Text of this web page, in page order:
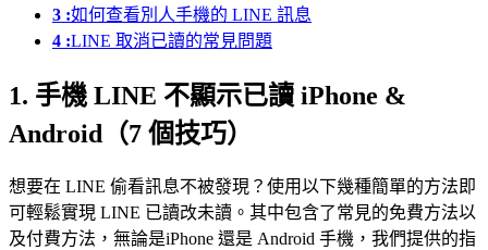
3 :如何查看別人手機的 LINE 訊息
4 :LINE 取消已讀的常見問題
1. 手機 LINE 不顯示已讀 iPhone &
Android（7 個技巧）
想要在 LINE 偷看訊息不被發現？使用以下幾種簡單的方法即
可輕鬆實現 LINE 已讀改未讀。其中包含了常見的免費方法以
及付費方法，無論是iPhone 還是 Android 手機，我們提供的指